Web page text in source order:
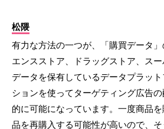
松隈
有力な方法の一つが、「購買データ
エンスストア、ドラッグストア、ス
データを保有しているデータプラッ
ションを使ってターゲティング広告
的に可能になっています。一度商品
品を再購入する可能性が高いので、